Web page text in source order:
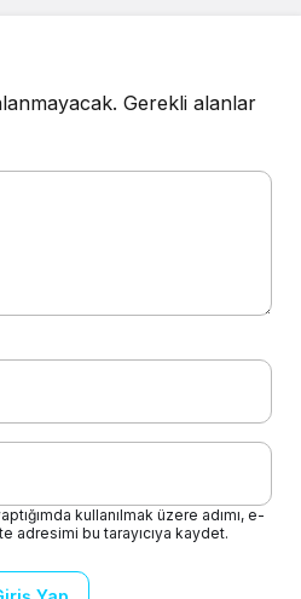
Gerekli alanlar
kullanılmak üzere adımı, e-
adresimi bu tarayıcıya kaydet.